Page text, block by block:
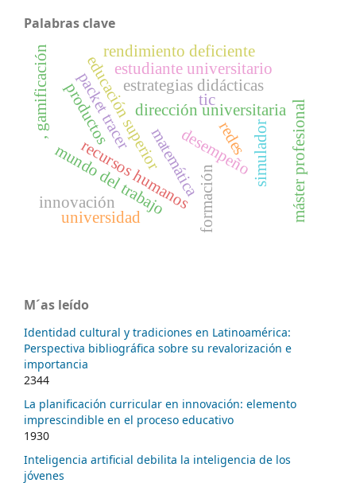
Palabras clave
desempeño
educación superior
formación
dirección universitaria
recursos humanos simulador
packet tracer redes
tic
mundo del trabajo
estrategias didácticas
estudiante universitario
rendimiento deficiente
matemática
universidad máster profesional
productos
, gamificación
innovación
M´as leído
Identidad cultural y tradiciones en Latinoamérica:
Perspectiva bibliográfica sobre su revalorización e
importancia
2344
La planificación curricular en innovación: elemento
imprescindible en el proceso educativo
1930
Inteligencia artificial debilita la inteligencia de los
jóvenes